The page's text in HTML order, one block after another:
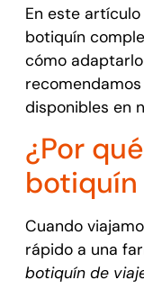
En este
botiquín
cómo
disponibles en
¿Por
botiquín
Cuando
rápido a una
botiquín de